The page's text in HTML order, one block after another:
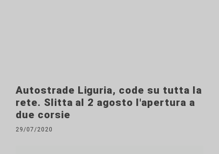
Autostrade Liguria, code su tutta la
rete. Slitta al 2 agosto l'apertura a
due corsie
29/07/2020